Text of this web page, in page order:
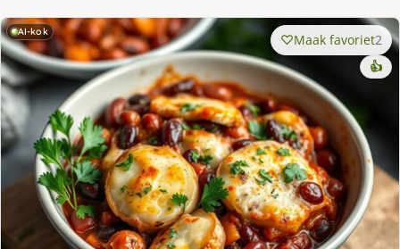
AI-kok Maak favoriet2
👍